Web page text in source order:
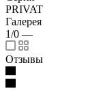
PRIVAT
Галерея
1/0 —
Отзывы